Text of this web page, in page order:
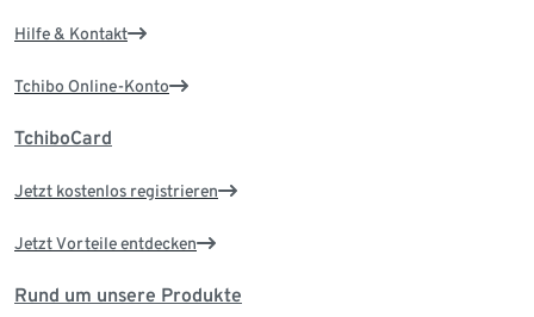
Hilfe & Kontakt
Tchibo Online-Konto
TchiboCard
Jetzt kostenlos registrieren
Jetzt Vorteile entdecken
Rund um unsere Produkte